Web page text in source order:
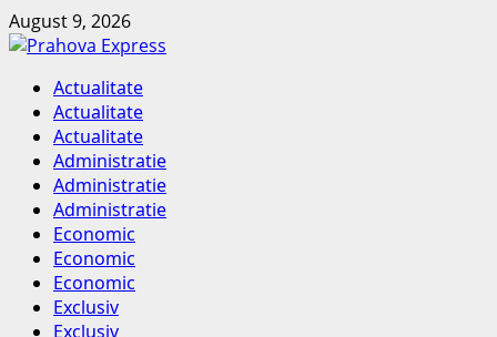
Skip
to
August 9, 2026
Primary
Menu
Actualitate
Actualitate
Actualitate
Administratie
Administratie
Administratie
Economic
Economic
Economic
Exclusiv
Exclusiv